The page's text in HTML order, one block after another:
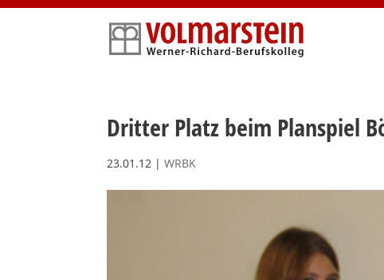
Skip
Dritter Platz beim Planspiel
23.01.12 |WRBK